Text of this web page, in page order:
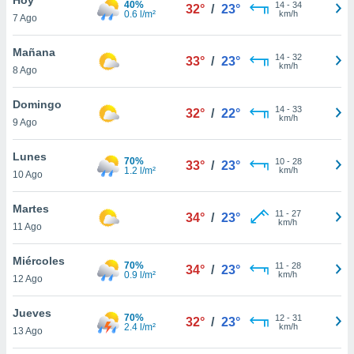
en
más
nuestra
de
cookies
aceptar
7 Ago
40%
0.6 l/m²
32° / 23° 14- 34
km/h
Mañana
8 Ago
33° / 23° 14- 32
km/h
Domingo
9 Ago
32° / 22° 14- 33
km/h
Lunes
10 Ago
70%
1.2 l/m²
33° / 23° 10- 28
km/h
Martes
11 Ago
34° / 23° 11 - 27
km/h
Miércoles
12 Ago
70%
0.9 l/m²
34° / 23° 11 - 28
km/h
Jueves
13 Ago
70%
2.4 l/m²
32° / 23° 12- 31
km/h